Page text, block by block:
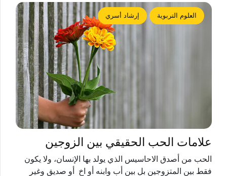
العلوم التربوية إرشاد أسري
علامات الحب الحقيقي بين الزوجين
الحب من أصدق الاحاسيس الذي يولد بها الإنسان، ولا يكون
فقط بين المتزوجين بل بين أب وابنه أو اخ أو صديق وغير